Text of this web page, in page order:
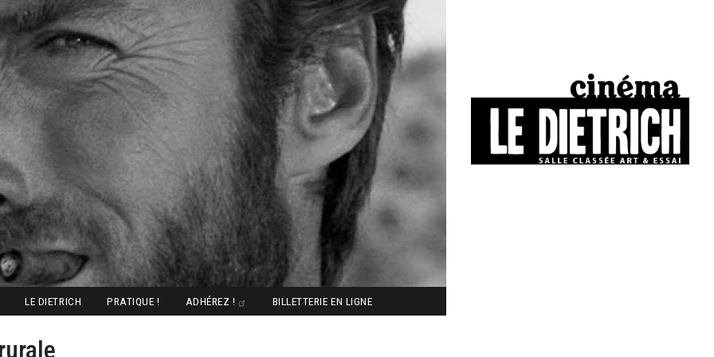
LE DIETRICH PRATIQUE ! ADHÉREZ ! BILLETTERIE EN LIGNE